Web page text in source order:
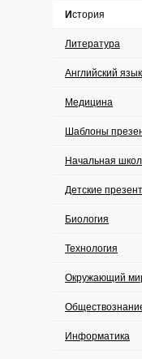
История
Литература
Английский язык
Медицина
Шаблоны
Начальная
Детские
Биология
Технология
Окружающий
Информатика